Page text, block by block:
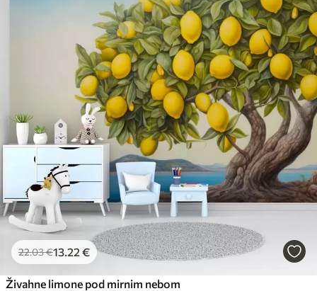
22.03€13 .22 €
Živahne limone pod mirnim nebom